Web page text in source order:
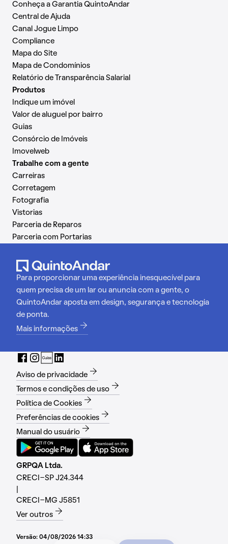
Conheça a Garantia QuintoAndar
Central de Ajuda
Canal Jogue Limpo
Compliance
Mapa do Site
Mapa de Condomínios
Relatório de Transparência Salarial
Produtos
Indique um imóvel
Valor de aluguel por bairro
Guias
Consórcio de Imóveis
Imovelweb
Trabalhe com a gente
Carreiras
Corretagem
Fotografia
Vistorias
Parceria de Reparos
Parceria com Portarias
Para proporcionar uma experiência inesquecível para
quem precisa de um lar ou anuncia com a gente, o
QuintoAndar aposta em design, segurança e tecnologia
de ponta.
Mais informações
Aviso de privacidade
Termos e condições de uso
Política de Cookies
Preferências de cookies
Manual do usuário
GRPQA Ltda.
CRECI-SP J24.344
CRECI-MG J5851
Ver outros
Versão: 04/08/2026 14:33